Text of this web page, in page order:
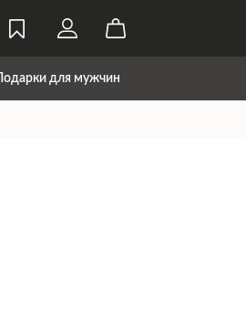
Подарки для мужчин